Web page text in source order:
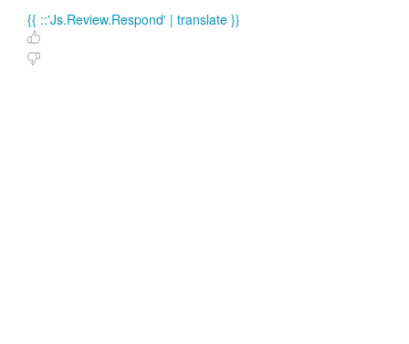
{{ ::'Js.Review.Respond' | translate }}